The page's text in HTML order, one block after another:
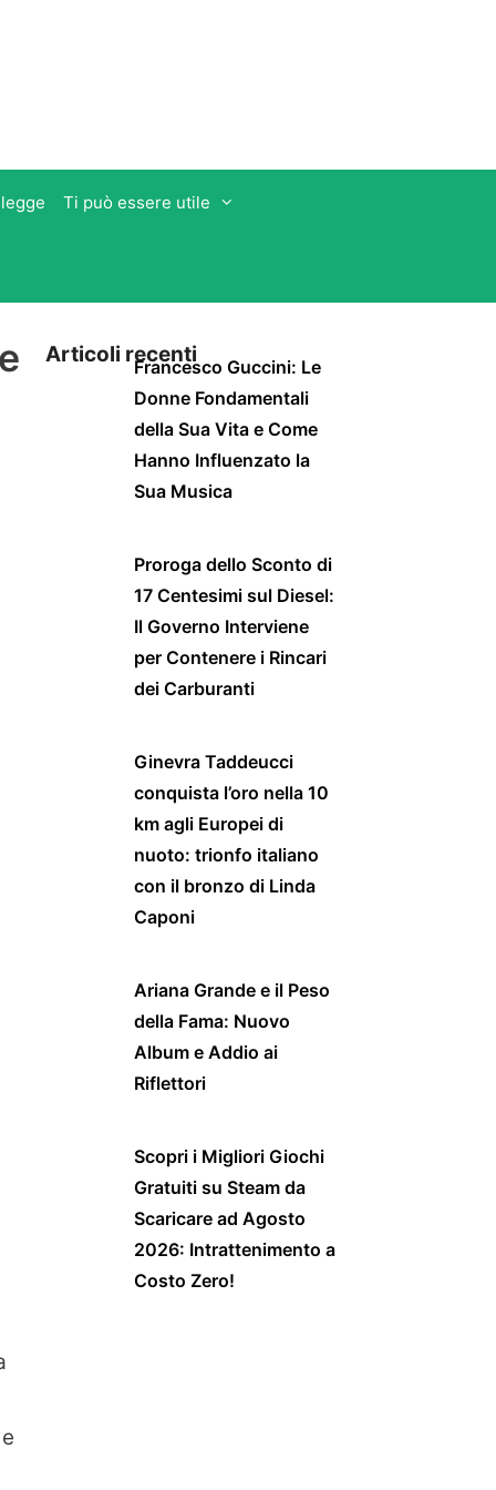
Ti può essere utile
Articoli recentiFrancesco Guccini: Le
Donne Fondamentali
della Sua Vita e Come
Hanno Influenzato la
Sua Musica
Proroga dello Sconto di
17 Centesimi sul Diesel:
Il Governo Interviene
per Contenere i Rincari
dei Carburanti
Ginevra Taddeucci
conquista l’oro nella 10
km agli Europei di
nuoto: trionfo italiano
con il bronzo di Linda
Caponi
Ariana Grande e il Peso
della Fama: Nuovo
Album e Addio ai
Riflettori
Scopri i Migliori Giochi
Gratuiti su Steam da
Scaricare ad Agosto
2026: Intrattenimento a
Costo Zero!